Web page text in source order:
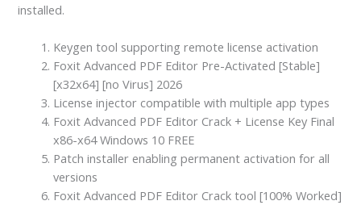
installed.
Keygen tool supporting remote license activation
Foxit Advanced PDF Editor Pre-Activated [Stable]
[x32x64] [no Virus] 2026
License injector compatible with multiple app types
Foxit Advanced PDF Editor Crack + License Key Final
x86-x64 Windows 10 FREE
Patch installer enabling permanent activation for all
versions
Foxit Advanced PDF Editor Crack tool [100% Worked]